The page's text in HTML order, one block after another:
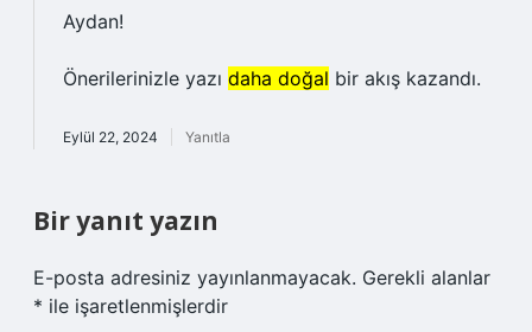
Aydan!
Önerilerinizle yazı daha doğal bir akış kazandı.
Eylül 22, 2024 Yanıtla
Bir yanıt yazın
E-posta adresiniz yayınlanmayacak. Gerekli alanlar
* ile işaretlenmişlerdir